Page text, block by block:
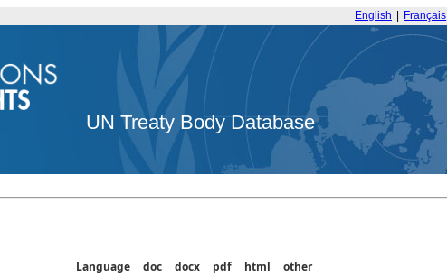
English Français
UN Treaty Body Database
Language doc docx pdf html
other